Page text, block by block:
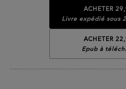
ACHETER
Livre expédié sous
ACHETER
Epub à